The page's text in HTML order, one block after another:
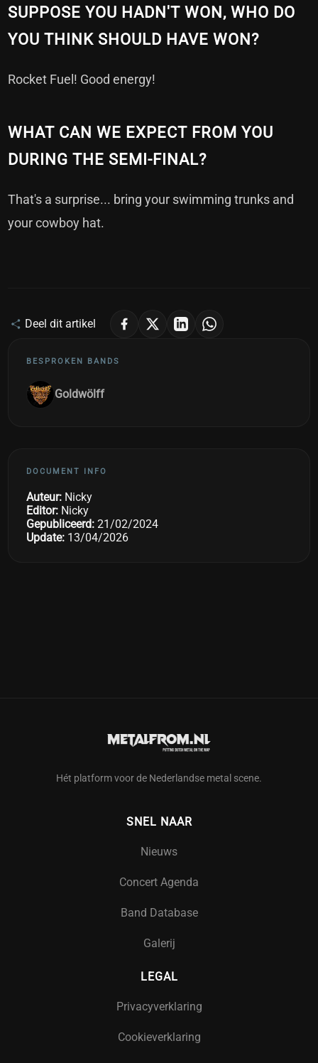
SUPPOSE YOU HADN'T WON, WHO DO
YOU THINK SHOULD HAVE WON?
Rocket Fuel! Good energy!
WHAT CAN WE EXPECT FROM YOU
DURING THE SEMI-FINAL?
That's a surprise... bring your swimming trunks and
your cowboy hat.
Deel dit artikel
BESPROKEN BANDS
Goldwölff
DOCUMENT INFO
Auteur: Nicky
Editor: Nicky
Gepubliceerd: 21/02/2024
Update: 13/04/2026
Hét platform voor de Nederlandse metal scene.
SNEL NAAR
Nieuws
Concert Agenda
Band Database
Galerij
LEGAL
Privacyverklaring
Cookieverklaring